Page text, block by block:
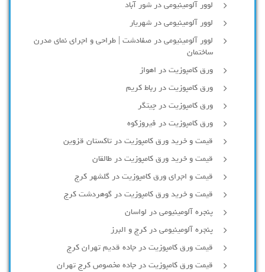
لوور آلومینیومی در شور آباد
لوور آلومينيومي در شهريار
لوور آلومینیومی در صفادشت | طراحی و اجرای نمای مدرن
ساختمان
ورق کامپوزیت در اهواز
ورق کامپوزیت در رباط کریم
ورق کامپوزیت در چیتگر
ورق کامپوزیت در فیروزکوه
قیمت و خرید ورق کامپوزیت در تاکستان قزوین
قیمت و خرید ورق کامپوزیت در طالقان
قیمت و اجرای ورق کامپوزیت در گلشهر کرج
قیمت و خرید ورق کامپوزیت در گوهردشت کرج
پنجره آلومینیومی در لواسان
پنجره آلومینیومی در کرج و البرز
قیمت ورق کامپوزیت در جاده قدیم تهران کرج
قیمت ورق کامپوزیت در جاده مخصوص کرج تهران